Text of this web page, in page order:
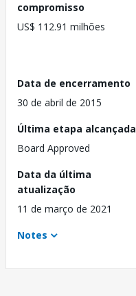
compromisso
US$ 112.91 milhões
Data de encerramento
30 de abril de 2015
Última etapa alcançada
Board Approved
Data da última
atualização
11 de março de 2021
Notes